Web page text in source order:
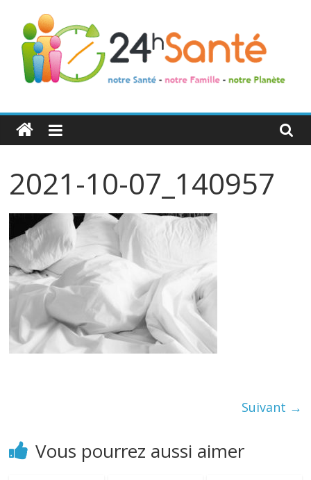
24h
Santé
La
santé
de
toute
la
famille
2021-10-07_140957
Suivant →
Vous pourrez aussi aimer